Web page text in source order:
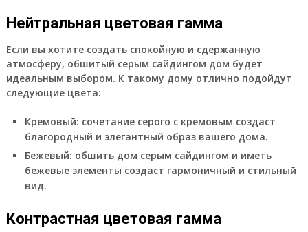
Нейтральная цветовая гамма
Если вы хотите создать спокойную и сдержанную
атмосферу, обшитый серым сайдингом дом будет
идеальным выбором. К такому дому отлично подойдут
следующие цвета:
Кремовый: сочетание серого с кремовым создаст
благородный и элегантный образ вашего дома.
Бежевый: обшить дом серым сайдингом и иметь
бежевые элементы создаст гармоничный и стильный
вид.
Контрастная цветовая гамма